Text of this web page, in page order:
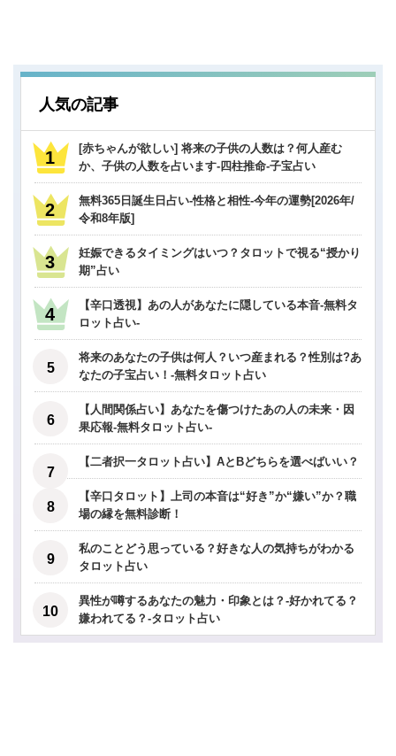
人気の記事
[赤ちゃんが欲しい] 将来の子供の人数は？何人産む
か、子供の人数を占います-四柱推命-子宝占い
無料365日誕生日占い-性格と相性-今年の運勢[2026年/
令和8年版]
妊娠できるタイミングはいつ？タロットで視る“授かり
期”占い
【辛口透視】あの人があなたに隠している本音-無料タ
ロット占い-
将来のあなたの子供は何人？いつ産まれる？性別は?あ
なたの子宝占い！-無料タロット占い
【人間関係占い】あなたを傷つけたあの人の未来・因
果応報-無料タロット占い-
【二者択一タロット占い】AとBどちらを選べばいい？
【辛口タロット】上司の本音は“好き”か“嫌い”か？職
場の縁を無料診断！
私のことどう思っている？好きな人の気持ちがわかる
タロット占い
異性が噂するあなたの魅力・印象とは？-好かれてる？
嫌われてる？-タロット占い